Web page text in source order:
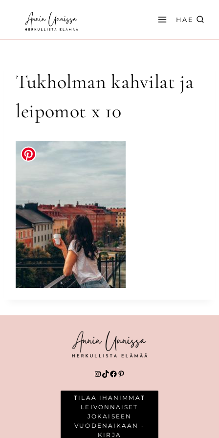
sisältöön
HAE
Tukholman kahvilat ja
leipomot x 10
Instagram
TikTok
Facebook
Pinterest
TILAA IHANIMMAT
LEIVONNAISET
JOKAISEEN
VUODENAIKAAN -
KIRJA